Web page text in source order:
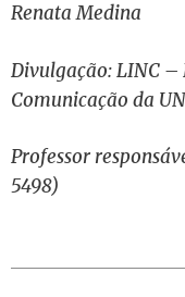
Renata Medina
Divulgação:LINC –
Comunicação da
Professor
5498)